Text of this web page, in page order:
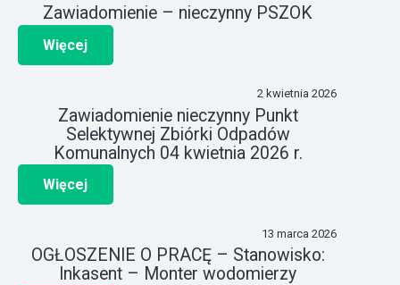
Zawiadomienie – nieczynny PSZOK
Więcej
2 kwietnia 2026
Zawiadomienie nieczynny Punkt
Selektywnej Zbiórki Odpadów
Komunalnych 04 kwietnia 2026 r.
Więcej
13 marca 2026
OGŁOSZENIE O PRACĘ – Stanowisko:
Inkasent – Monter wodomierzy